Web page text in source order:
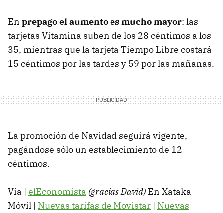
En prepago el aumento es mucho mayor: las
tarjetas Vitamina suben de los 28 céntimos a los
35, mientras que la tarjeta Tiempo Libre costará
15 céntimos por las tardes y 59 por las mañanas.
La promoción de Navidad seguirá vigente,
pagándose sólo un establecimiento de 12
céntimos.
Vía | elEconomista (gracias David) En Xataka
Móvil | Nuevas tarifas de Movistar | Nuevas